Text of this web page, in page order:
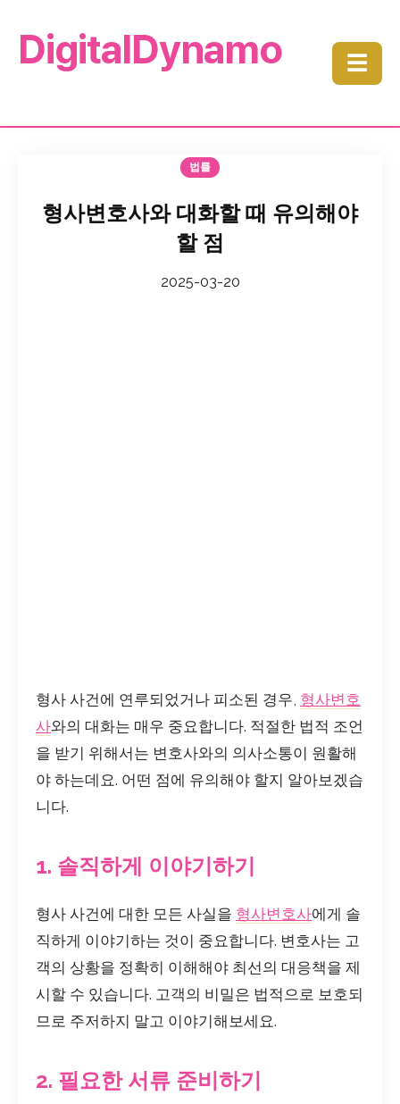
DigitalDynamo ☰
법률
형사변호사와 대화할 때 유의해야
할 점
2025-03-20
형사 사건에 연루되었거나 피소된 경우, 형사변호
사와의 대화는 매우 중요합니다. 적절한 법적 조언
을 받기 위해서는 변호사와의 의사소통이 원활해
야 하는데요. 어떤 점에 유의해야 할지 알아보겠습
니다.
1. 솔직하게 이야기하기
형사 사건에 대한 모든 사실을 형사변호사에게 솔
직하게 이야기하는 것이 중요합니다. 변호사는 고
객의 상황을 정확히 이해해야 최선의 대응책을 제
시할 수 있습니다. 고객의 비밀은 법적으로 보호되
므로 주저하지 말고 이야기해보세요.
2. 필요한 서류 준비하기